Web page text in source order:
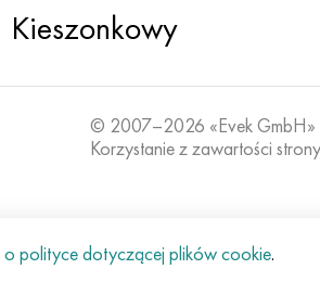
Kieszonkowy
© 2007–2026 «Evek GmbH»
Korzystanie z zawartości
o polityce dotyczącej plików cookie.